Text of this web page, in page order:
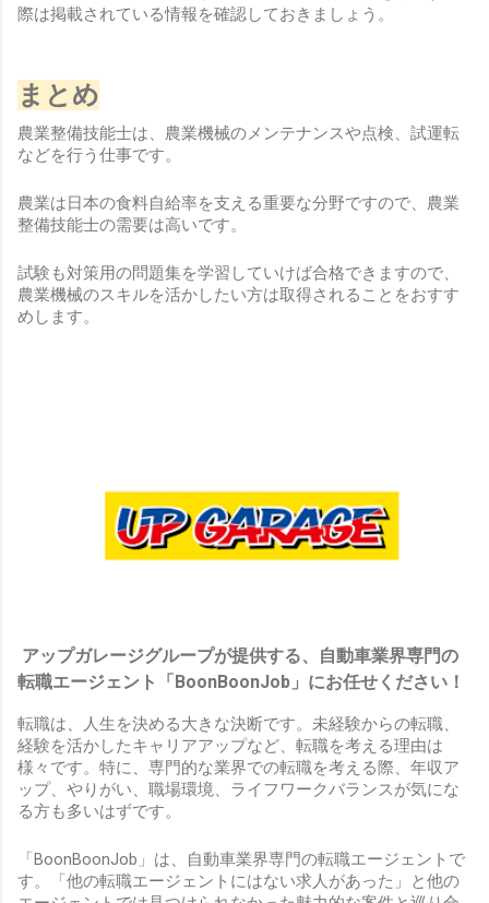
際は掲載されている情報を確認しておきましょう。
まとめ
農業整備技能士は、農業機械のメンテナンスや点検、試運転
などを行う仕事です。
農業は日本の食料自給率を支える重要な分野ですので、農業
整備技能士の需要は高いです。
試験も対策用の問題集を学習していけば合格できますので、
農業機械のスキルを活かしたい方は取得されることをおすす
めします。
アップガレージグループが提供する、自動車業界専門の
転職エージェント「BoonBoonJob」にお任せください！
転職は、人生を決める大きな決断です。未経験からの転職、
経験を活かしたキャリアアップなど、転職を考える理由は
様々です。特に、専門的な業界での転職を考える際、年収ア
ップ、やりがい、職場環境、ライフワークバランスが気にな
る方も多いはずです。
「BoonBoonJob」は、自動車業界専門の転職エージェントで
す。「他の転職エージェントにはない求人があった」と他の